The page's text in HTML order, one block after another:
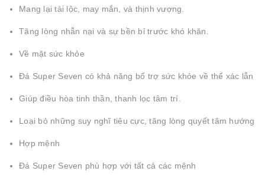
Mang lại tài lộc, may mắn, và thịnh vượng.
Tăng lòng nhẫn nại và sự bền bỉ trước khó khăn.
Về mặt sức khỏe
Đá Super Seven có khả năng bổ trợ sức khỏe về thể xác lẫn
Giúp điều hòa tinh thần, thanh lọc tâm trí.
Loại bỏ những suy nghĩ tiêu cực, tăng lòng quyết tâm hướng
Hợp mệnh
Đá Super Seven phù hợp với tất cả các mệnh